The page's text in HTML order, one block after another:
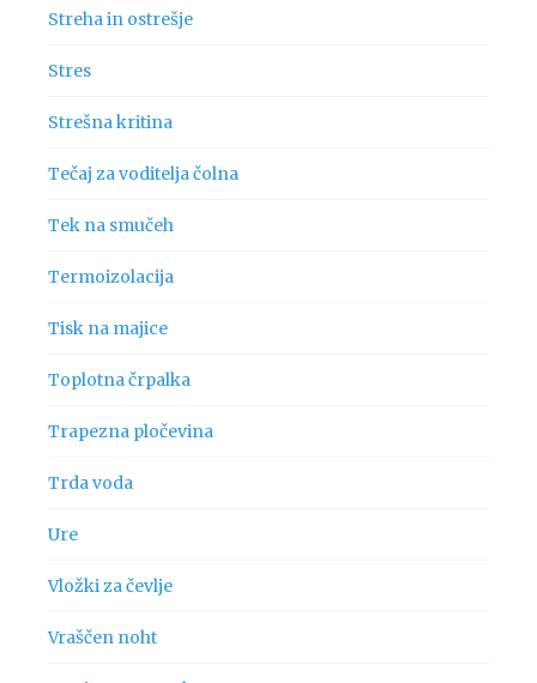
Streha in ostrešje
Stres
Strešna kritina
Tečaj za voditelja čolna
Tek na smučeh
Termoizolacija
Tisk na majice
Toplotna črpalka
Trapezna pločevina
Trda voda
Ure
Vložki za čevlje
Vraščen noht